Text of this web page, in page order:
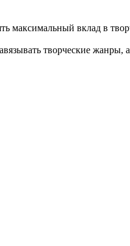
максимальный вклад в
творческие жанры,